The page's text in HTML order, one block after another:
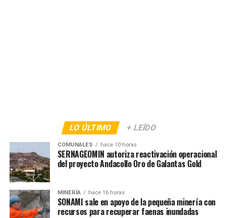
LO ÚLTIMO + LEÍDO
COMUNALES hace 10 horas
SERNAGEOMIN autoriza reactivación operacional
del proyecto Andacollo Oro de Galantas Gold
MINERÍA hace 16 horas
SONAMI sale en apoyo de la pequeña minería con
recursos para recuperar faenas inundadas